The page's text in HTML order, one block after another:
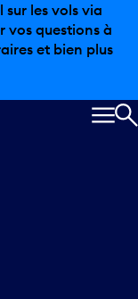
sur les vols via
vos questions à
et bien plus